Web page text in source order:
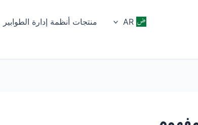
AR منتجات أنظمة إدارة الطوابير